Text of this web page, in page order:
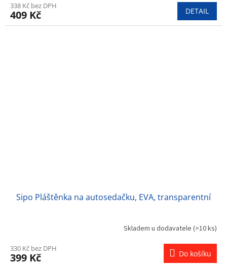
338 Kč bez DPH
409 Kč DETAIL
Sipo Pláštěnka na autosedačku, EVA, transparentní
Skladem u dodavatele (>10 ks)
330 Kč bez DPH
399 Kč Do košíku